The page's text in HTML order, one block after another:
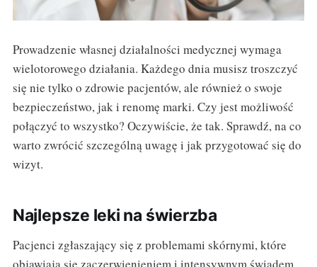
Prowadzenie własnej działalności medycznej wymaga
wielotorowego działania. Każdego dnia musisz troszczyć
się nie tylko o zdrowie pacjentów, ale również o swoje
bezpieczeństwo, jak i renomę marki. Czy jest możliwość
połączyć to wszystko? Oczywiście, że tak. Sprawdź, na co
warto zwrócić szczególną uwagę i jak przygotować się do
wizyt.
Najlepsze leki na świerzba
Pacjenci zgłaszający się z problemami skórnymi, które